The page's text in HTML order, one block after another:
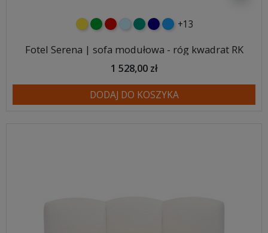
żółtyzielonyczerwony
błękitnyturkusowy
granatowy
niebieski
+13
Fotel Serena | sofa modułowa - róg kwadrat RK
1 528,00 zł
DODAJ DO KOSZYKA